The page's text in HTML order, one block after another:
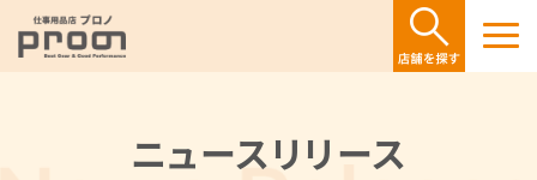
ニュースリリース